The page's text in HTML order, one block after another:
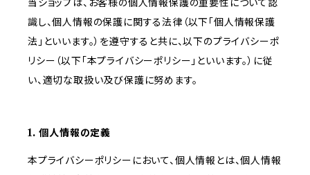
当ショップは、お客様の個人情報保護の重要性について認
識し、個人情報の保護に関する法律（以下「個人情報保護
法」といいます。）を遵守すると共に、以下のプライバシーポ
リシー（以下「本プライバシーポリシー」といいます。）に従
い、適切な取扱い及び保護に努めます。
1. 個人情報の定義
本プライバシーポリシーにおいて、個人情報とは、個人情報